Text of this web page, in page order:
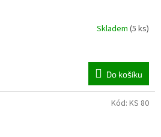
Skladem (5 ks)
Do košíku
Kód: KS 80